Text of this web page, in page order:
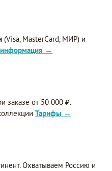
(Visa, MasterCard, МИР) и
→
заказе от 50 000 ₽.
Тарифы →
Охватываем Россию и